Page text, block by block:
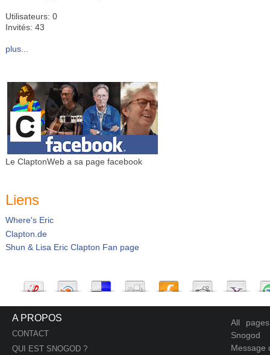
Utilisateurs: 0
Invités: 43
plus...
Le ClaptonWeb a sa page facebook
Liens
Where's Eric
Clapton.de
Shun & Lisa Eric Clapton Fan page
A PROPOS
CONTACT
QUI EST SNOGOD ?
All
Snogod
Message